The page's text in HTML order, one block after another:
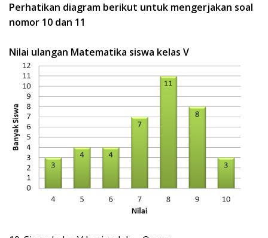
Perhatikan diagram berikut untuk mengerjakan soal
nomor 10 dan 11
Nilai ulangan Matematika siswa kelas V